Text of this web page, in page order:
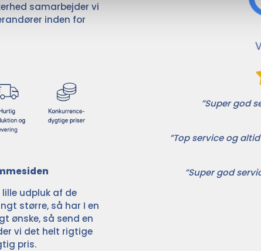
samarbejder vi
inden for
udpluk af de
større, så har I en
ønske, så send en
vi det helt rigtige
pris.
”Super god
”Top service og
”Super god